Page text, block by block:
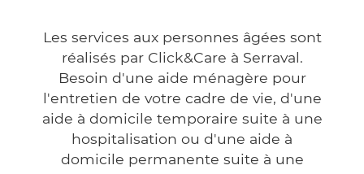
Les services aux personnes âgées sont
réalisés par Click&Care à Serraval.
Besoin d'une aide ménagère pour
l'entretien de votre cadre de vie, d'une
aide à domicile temporaire suite à une
hospitalisation ou d'une aide à
domicile permanente suite à une